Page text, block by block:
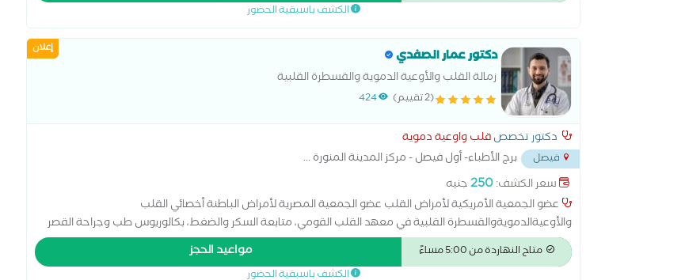
القصر العيني بجامعة القاهرة، والزمالة البريطانية في أمراض المعدة والإثني عشر، ودبلومة أمراض الكلى
الكشف باسبقية الحضور
إعلان دكتور عمار الصفدي
زمالة القلب والأوعية الدموية والقسطرة القلبية
(2 تقييم) 424
دكتور تخصصقلب واوعية دموية
فيصل برج الأطباء- أول فيصل - مركز المدينة المنورة...
سعر الكشف:250جنيه
عضو الجمعية الأمريكية لأمراض القلب عضو الجمعية المصرية لأمراض الباطنة أخصائي القلب
والأوعيةالدمويةوالقسطرة القلبية في معهد القلب القومي، متابعة السكر والضغط، بكالوريوس طب وجراحة القصر
العيني. -يتوفر رسم قلب وهولتر "ممكن اجراء ايكو في نفس اليوم ECG and Holter monitoring available" -
Echocardiography can be done in the same day" Egyptian Board of Cardiology, MBBCH Kasr Alainy. -Member of the
متاح النهاردة من 5:00 مساءً مواعيد الحجز
الكشف باسبقية الحضور